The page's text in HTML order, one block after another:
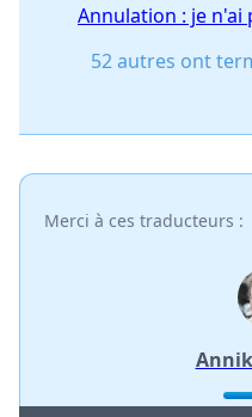
Annulation : je
52 autres ont
Merci à ces traducteurs :